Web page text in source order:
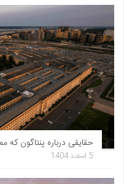
حقایقی درباره پنتاگون
5 اسفند 1404